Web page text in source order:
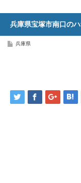
兵庫県宝塚市南口の
兵庫県